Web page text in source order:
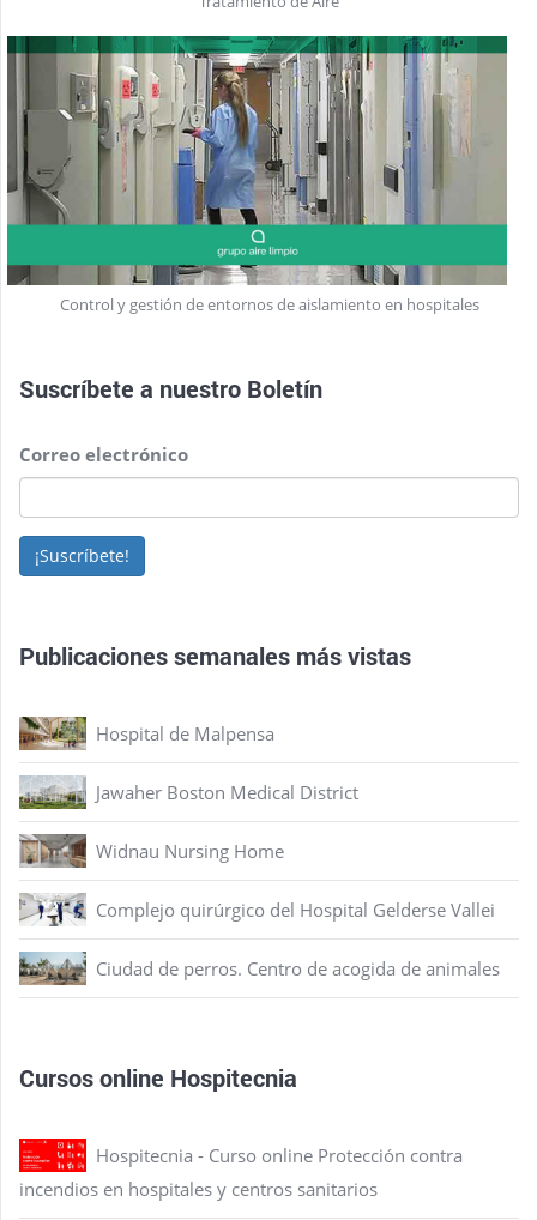
Control y gestión de entornos de aislamiento en hospitales
Suscríbete a nuestro Boletín
Correo electrónico
¡Suscríbete!
Publicaciones semanales más vistas
Hospital de Malpensa
Jawaher Boston Medical District
Widnau Nursing Home
Complejo quirúrgico del Hospital Gelderse Vallei
Ciudad de perros. Centro de acogida de animales
Cursos online Hospitecnia
Hospitecnia - Curso online Protección contra
incendios en hospitales y centros sanitarios